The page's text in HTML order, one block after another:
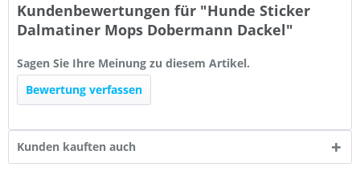
Kundenbewertungen für "Hunde Sticker
Dalmatiner Mops Dobermann Dackel"
Sagen Sie Ihre Meinung zu diesem Artikel.
Bewertung verfassen
Kunden kauften auch